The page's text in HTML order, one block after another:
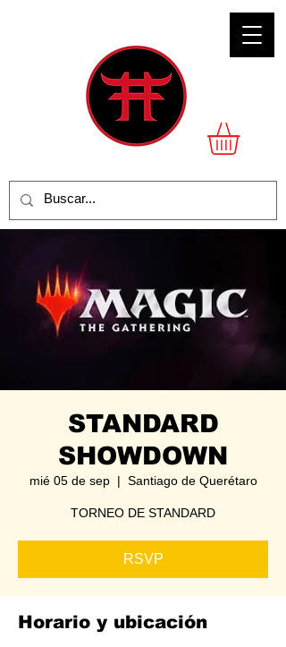
STANDARD
SHOWDOWN
mié 05 de sep
  |
Santiago de Querétaro
TORNEO DE STANDARD
RSVP
Horario y ubicación